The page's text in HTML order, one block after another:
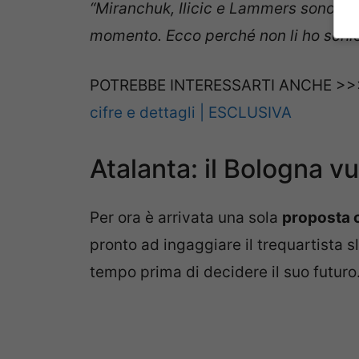
“Miranchuk, Ilicic e Lammers sono
momento. Ecco perché non li ho
POTREBBE INTERESSARTI ANCHE
cifre e dettagli | ESCLUSIVA
Atalanta: il Bologna
Per ora è arrivata una sola proposta
pronto ad ingaggiare il trequartista
tempo prima di decidere il suo futuro.